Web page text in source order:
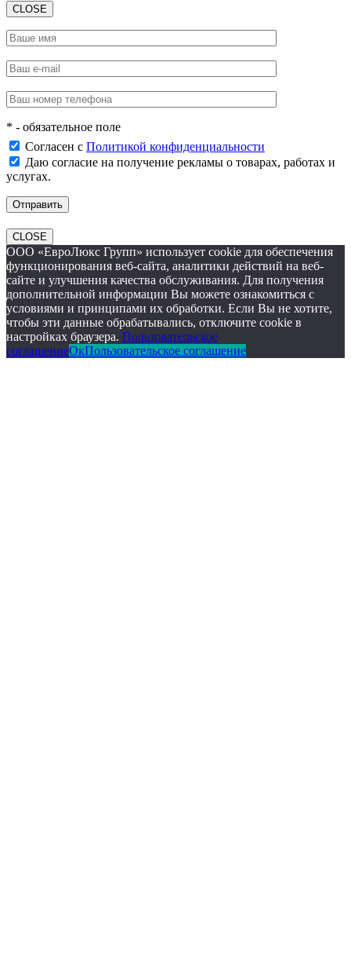
CLOSE
* - обязательное поле
Согласен с Политикой конфиденциальности
Даю согласие на получение рекламы о товарах, работах и
услугах.
CLOSE
ООО «ЕвроЛюкс Групп» использует cookie для обеспечения
функционирования веб-сайта, аналитики действий на веб-
сайте и улучшения качества обслуживания. Для получения
дополнительной информации Вы можете ознакомиться с
условиями и принципами их обработки. Если Вы не хотите,
чтобы эти данные обрабатывались, отключите cookie в
настройках браузера. Пользовательское
соглашениеОкПользовательское соглашение